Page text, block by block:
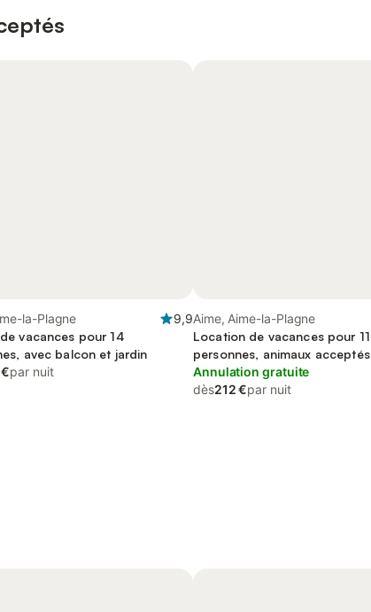
la-Plagne
9,9
vacances pour 14
avec balcon et jardin
par nuit
Aime, Aime-la-Plagne
Location de vacances pour 11
personnes, animaux acceptés
Annulation gratuite
dès212 €par nuit